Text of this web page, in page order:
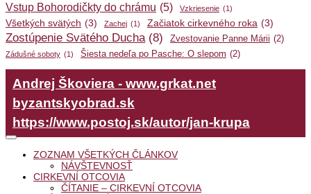
Vstup Bohorodičkty do chrámu (5) Vzkriesenie (1)
Všetkých svätých (3) Zachej (1) Začiatok cirkevného roka (3)
Zostúpenie Svätého Ducha (8) Zvestovanie Panne Márii (2)
Zádušné soboty (1) Šiesta nedeľa po Pasche: O slepom (2)
Andrej Škoviera - www.grkat.net
byzantskyobrad.sk
https://www.postoj.sk/autor/jan-krupa
ZOZNAM VŠETKÝCH ČLÁNKOV
NÁVŠTEVNOSŤ
CIRKEVNÍ OTCOVIA
ČÍTANIE – CIRKEVNÍ OTCOVIA